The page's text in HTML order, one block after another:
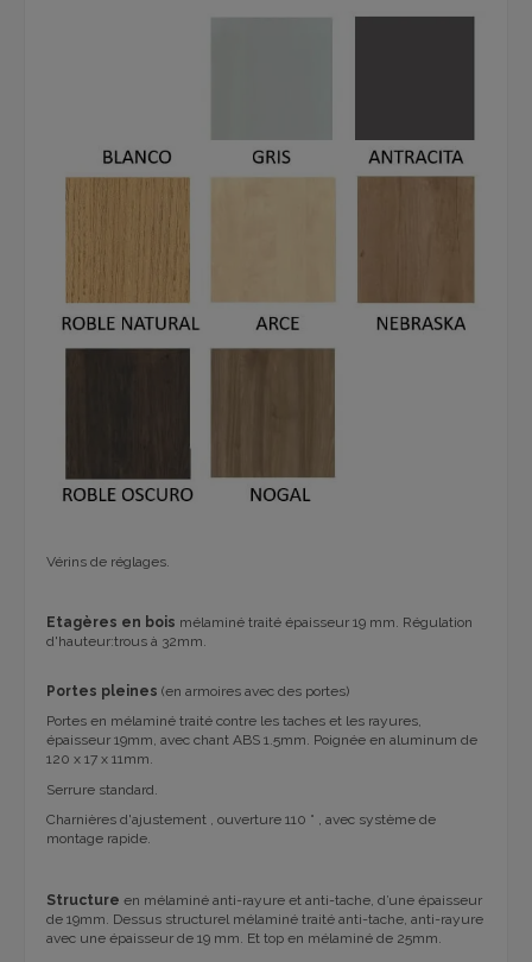
Vérins de réglages.
Etagères en bois mélaminé traité épaisseur 19 mm. Régulation
d'hauteur:trous à 32mm.
Portes pleines (en armoires avec des portes)
Portes en mélaminé traité contre les taches et les rayures,
épaisseur 19mm, avec chant ABS 1.5mm. Poignée en aluminum de
120 x 17 x 11mm.
Serrure standard.
Charnières d'ajustement , ouverture 110 ° , avec système de
montage rapide.
Structure en mélaminé anti-rayure et anti-tache, d’une épaisseur
de 19mm. Dessus structurel mélaminé traité anti-tache, anti-rayure
avec une épaisseur de 19 mm. Et top en mélaminé de 25mm.